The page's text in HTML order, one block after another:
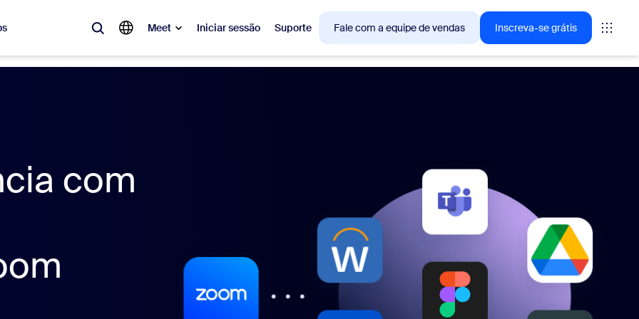
Meet Iniciar sessão Suporte Fale com a equipe de vendas Inscreva-se grátis
Notes
Canvas
Center Insights de CX
com